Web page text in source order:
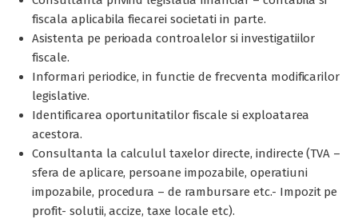
fiscala aplicabila fiecarei societati in parte.
Asistenta pe perioada controalelor si investigatiilor
fiscale.
Informari periodice, in functie de frecventa modificarilor
legislative.
Identificarea oportunitatilor fiscale si exploatarea
acestora.
Consultanta la calculul taxelor directe, indirecte (TVA –
sfera de aplicare, persoane impozabile, operatiuni
impozabile, procedura – de rambursare etc.- Impozit pe
profit- solutii, accize, taxe locale etc).